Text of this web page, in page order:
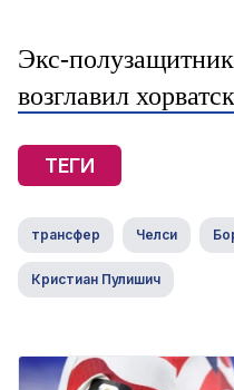
Экс-
возглавил
ТЕГИ
трансфер Челси
Кристиан Пулишич